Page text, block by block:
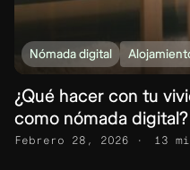
Nómada digital
¿Qué hacer con tu
como nómada digital?
Febrero 28, 2026 13